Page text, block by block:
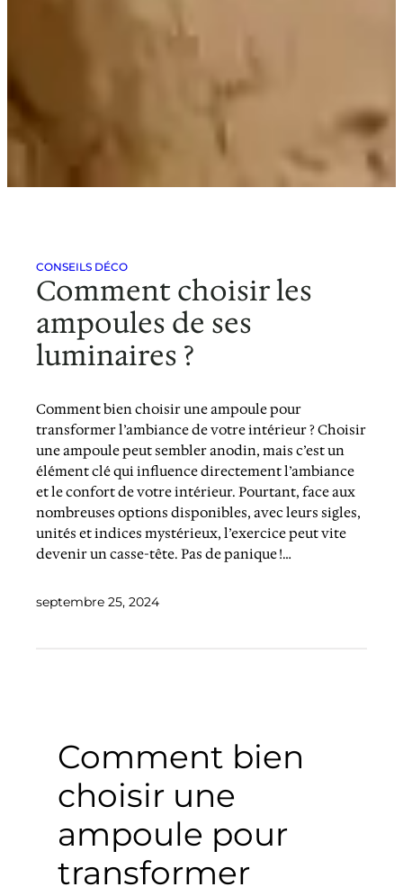
CONSEILS DÉCO
Comment choisir les
ampoules de ses
luminaires ?
Comment bien choisir une ampoule pour
transformer l’ambiance de votre intérieur ? Choisir
une ampoule peut sembler anodin, mais c’est un
élément clé qui influence directement l’ambiance
et le confort de votre intérieur. Pourtant, face aux
nombreuses options disponibles, avec leurs sigles,
unités et indices mystérieux, l’exercice peut vite
devenir un casse-tête. Pas de panique !…
septembre 25, 2024
Comment bien
choisir une
ampoule pour
transformer